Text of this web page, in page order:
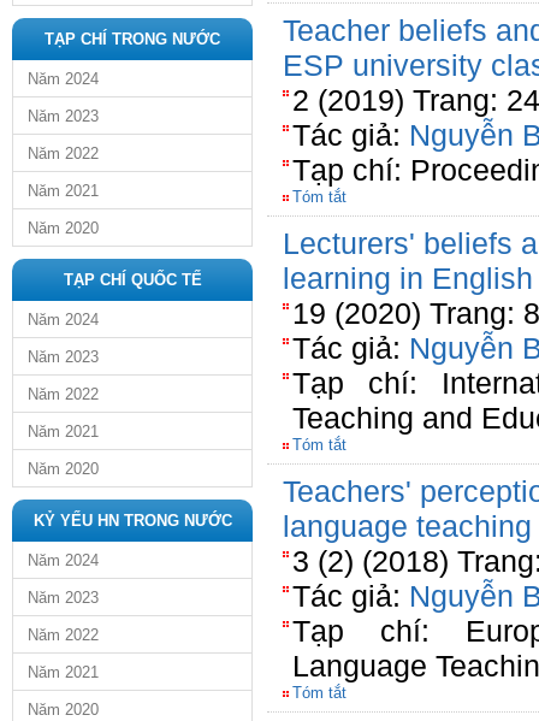
TẠP CHÍ TRONG NƯỚC
Năm 2024
Năm 2023
Năm 2022
Năm 2021
Năm 2020
TẠP CHÍ QUỐC TẾ
Năm 2024
Năm 2023
Năm 2022
Năm 2021
Năm 2020
KỶ YẾU HN TRONG NƯỚC
Năm 2024
Năm 2023
Năm 2022
Năm 2021
Năm 2020
Teacher beliefs
ESP university
2 (2019) Trang:
Tác giả: Nguyễn
Tạp chí:
Tóm tắt
Lecturers' beliefs
learning in
19 (2020) Trang:
Tác giả: Nguyễn
Tạp chí:
Teaching and
Tóm tắt
Teachers'
language
3 (2) (2018)
Tác giả: Nguyễn
Tạp chí:
Language
Tóm tắt